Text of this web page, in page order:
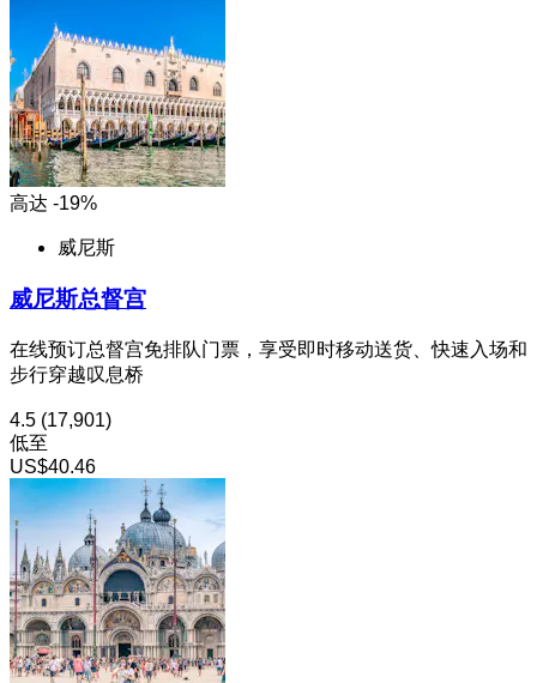
高达 -19%
威尼斯
威尼斯总督宫
在线预订总督宫免排队门票，享受即时移动送货、快速入场和
步行穿越叹息桥
4.5 (17,901)
低至
US$40.46